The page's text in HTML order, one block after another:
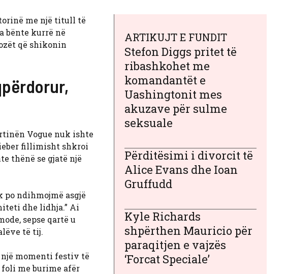
me një titull të
bënte kurrë në
që shikonin
Vogue nuk ishte
fillimisht shkroi
thënë se gjatë një
po ndihmojmë asgjë
dhe lidhja.” Ai
sepse qartë u
të tij.
momenti festiv të
foli me burime afër
ARTIKUJT E FUNDIT
Stefon Diggs pritet të
ribashkohet me
komandantët e
Uashingtonit mes
akuzave për sulme
seksuale
Përditësimi i divorcit të
Alice Evans dhe Ioan
Gruffudd
Kyle Richards
shpërthen Mauricio për
paraqitjen e vajzës
‘Forcat Speciale’